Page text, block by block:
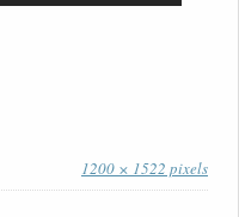
1200 × 1522 pixels